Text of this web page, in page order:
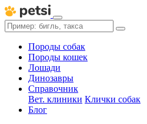
Породы собак
Породы кошек
Лошади
Динозавры
Справочник
Вет. клиники Клички собак
Блог